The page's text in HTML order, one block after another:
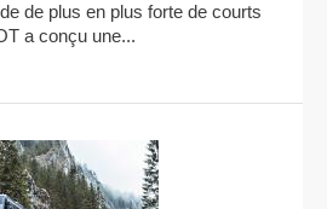
de plus en plus forte de courts
a conçu une...